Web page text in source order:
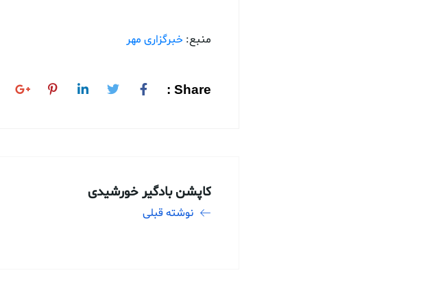
منبع: خبرگزاری مهر
Share :
کاپشن بادگیر خورشیدی
نوشته قبلی